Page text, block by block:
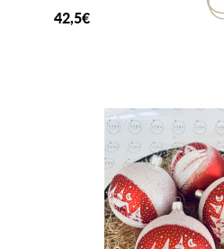
42,5€